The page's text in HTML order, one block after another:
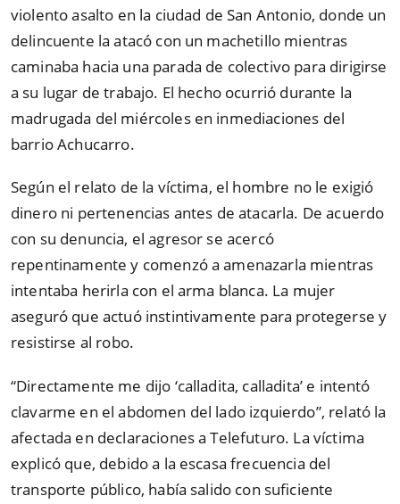
violento asalto en la ciudad de San Antonio, donde un
delincuente la atacó con un machetillo mientras
caminaba hacia una parada de colectivo para dirigirse
a su lugar de trabajo. El hecho ocurrió durante la
madrugada del miércoles en inmediaciones del
barrio Achucarro.
Según el relato de la víctima, el hombre no le exigió
dinero ni pertenencias antes de atacarla. De acuerdo
con su denuncia, el agresor se acercó
repentinamente y comenzó a amenazarla mientras
intentaba herirla con el arma blanca. La mujer
aseguró que actuó instintivamente para protegerse y
resistirse al robo.
“Directamente me dijo ‘calladita, calladita’ e intentó
clavarme en el abdomen del lado izquierdo”, relató la
afectada en declaraciones a Telefuturo. La víctima
explicó que, debido a la escasa frecuencia del
transporte público, había salido con suficiente